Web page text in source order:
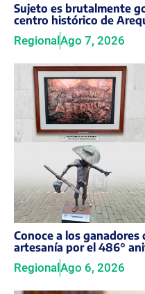
Sujeto es brutalmente
centro histórico de
RegionalAgo 7, 2026
Conoce a los ganadores
artesanía por el 486°
Regional Ago 6, 2026